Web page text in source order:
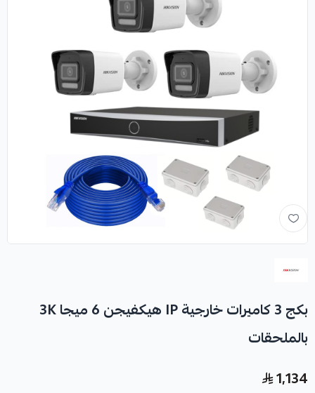
بكج 3 كاميرات خارجية IP هيكفيجن 6 ميجا 3K
بالملحقات
1,134